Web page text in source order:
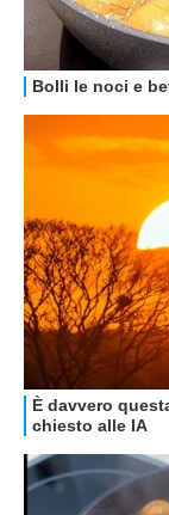
GUIDE ALL'ACQUISTO